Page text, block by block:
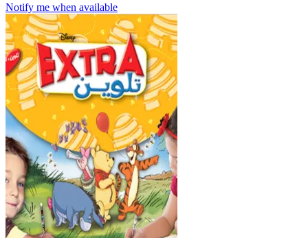
Notify me when available